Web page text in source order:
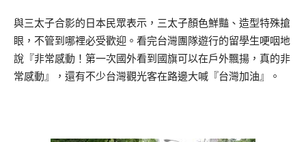
與三太子合影的日本民眾表示，三太子顏色鮮豔、造型特殊搶
眼，不管到哪裡必受歡迎。看完台灣團隊遊行的留學生哽咽地
說『非常感動！第一次國外看到國旗可以在戶外飄揚，真的非
常感動』，還有不少台灣觀光客在路邊大喊『台灣加油』。